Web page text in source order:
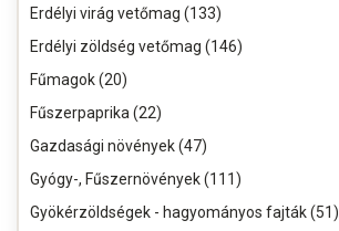
Erdélyi virág vetőmag (133)
Erdélyi zöldség vetőmag (146)
Fűmagok (20)
Fűszerpaprika (22)
Gazdasági növények (47)
Gyógy-, Fűszernövények (111)
Gyökérzöldségek - hagyományos fajták (51)